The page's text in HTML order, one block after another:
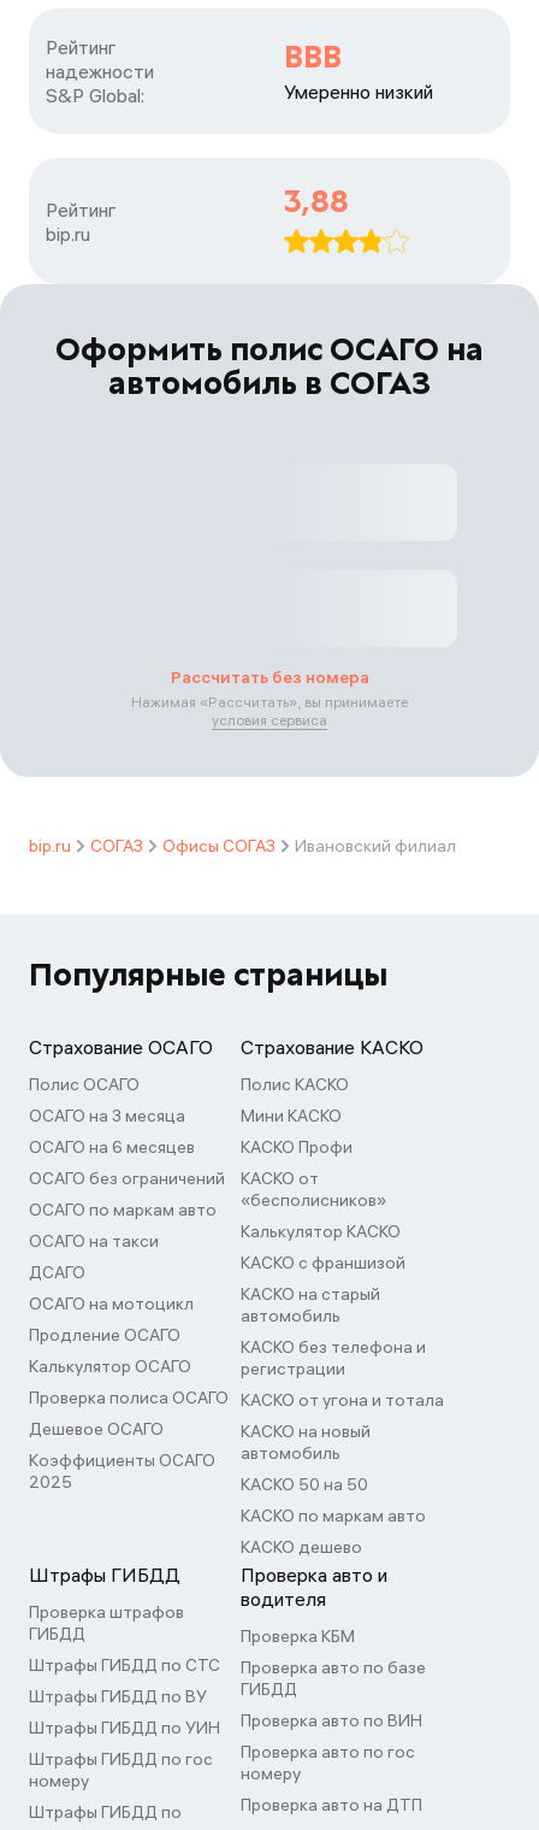
Рейтинг
надежности
S&P Global:
BBB
Умеренно низкий
Рейтинг
bip.ru
3,88
Оформить полис ОСАГО на
автомобиль в СОГАЗ
Рассчитать без номера
Нажимая «Рассчитать», вы принимаете
условия сервиса
bip.ru СОГАЗ Офисы СОГАЗ Ивановский филиал
Популярные страницы
Страхование ОСАГО
Полис ОСАГО
ОСАГО на 3 месяца
ОСАГО на 6 месяцев
ОСАГО без ограничений
ОСАГО по маркам авто
ОСАГО на такси
ДСАГО
ОСАГО на мотоцикл
Продление ОСАГО
Калькулятор ОСАГО
Проверка полиса ОСАГО
Дешевое ОСАГО
Коэффициенты ОСАГО
2025
Страхование КАСКО
Полис КАСКО
Мини КАСКО
КАСКО Профи
КАСКО от
«бесполисников»
Калькулятор КАСКО
КАСКО с франшизой
КАСКО на старый
автомобиль
КАСКО без телефона и
регистрации
КАСКО от угона и тотала
КАСКО на новый
автомобиль
КАСКО 50 на 50
КАСКО по маркам авто
КАСКО дешево
Штрафы ГИБДД
Проверка штрафов
ГИБДД
Штрафы ГИБДД по СТС
Штрафы ГИБДД по ВУ
Штрафы ГИБДД по УИН
Штрафы ГИБДД по гос
номеру
Штрафы ГИБДД по
Проверка авто и
водителя
Проверка КБМ
Проверка авто по базе
ГИБДД
Проверка авто по ВИН
Проверка авто по гос
номеру
Проверка авто на ДТП